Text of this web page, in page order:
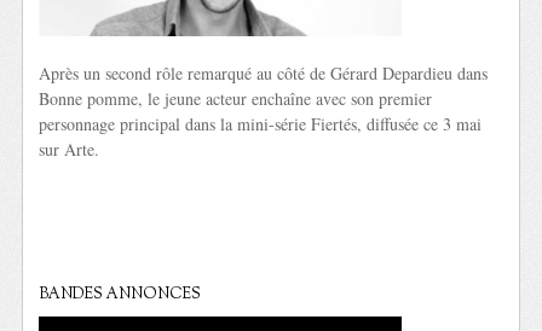
Après un second rôle remarqué au côté de Gérard Depardieu dans
Bonne pomme, le jeune acteur enchaîne avec son premier
personnage principal dans la mini-série Fiertés, diffusée ce 3 mai
sur Arte.
BANDES ANNONCES